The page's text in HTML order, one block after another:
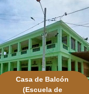
Casa de Balcón
(Escuela de